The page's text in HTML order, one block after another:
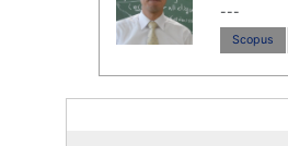
---
Scopus